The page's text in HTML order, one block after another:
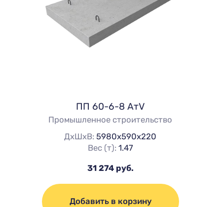
ПП 60-6-8 АтV
Промышленное строительство
ДхШхВ:5980х590х220
Вес (т): 1.47
31 274 руб.
Добавить в корзину